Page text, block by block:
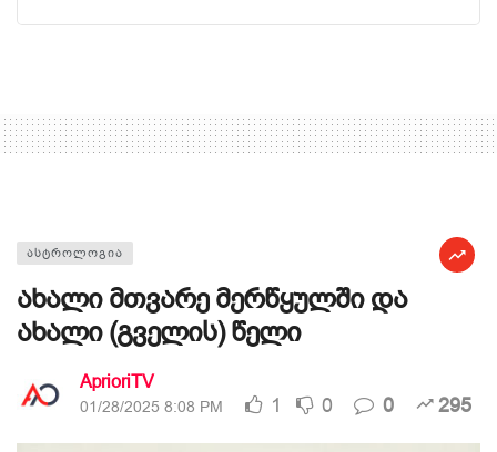
ᲐᲡᲢᲠᲝᲚᲝᲒᲘᲐ
ახალი მთვარე მერწყულში და
ახალი (გველის) წელი
AprioriTV
01/28/2025 8:08 PM 1 0 0 295